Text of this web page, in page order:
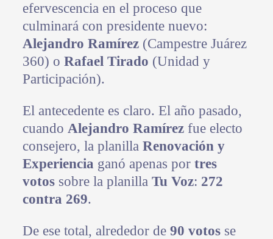
efervescencia en el proceso que
culminará con presidente nuevo:
Alejandro Ramírez(Campestre Juárez
360) o Rafael Tirado (Unidad y
Participación).
El antecedente es claro. El año pasado,
cuando Alejandro Ramírezfue electo
consejero, la planilla Renovación y
Experiencia ganó apenas por tres
votossobre la planilla Tu Voz: 272
contra 269.
De ese total, alrededor de 90 votosse